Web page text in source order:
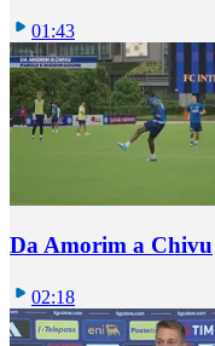
01:43
Da Amorim a Chivu
02:18